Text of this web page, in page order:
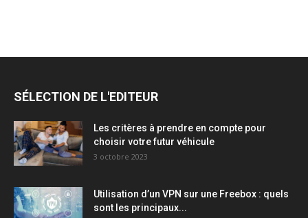
SÉLECTION DE L'EDITEUR
Les critères à prendre en compte pour
choisir votre futur véhicule
3 octobre 2023
Utilisation d’un VPN sur une Freebox : quels
sont les principaux...